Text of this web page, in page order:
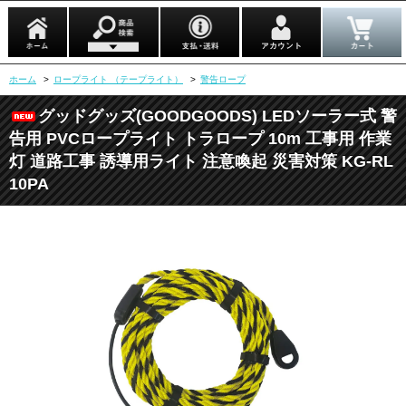
ホーム > ロープライト （テープライト） > 警告ロープ
グッドグッズ(GOODGOODS) LEDソーラー式 警
告用 PVCロープライト トラロープ 10m 工事用 作業
灯 道路工事 誘導用ライト 注意喚起 災害対策 KG-RL
10PA